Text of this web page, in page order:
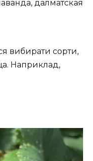
далматская
вибирати сорти,
Наприклад,